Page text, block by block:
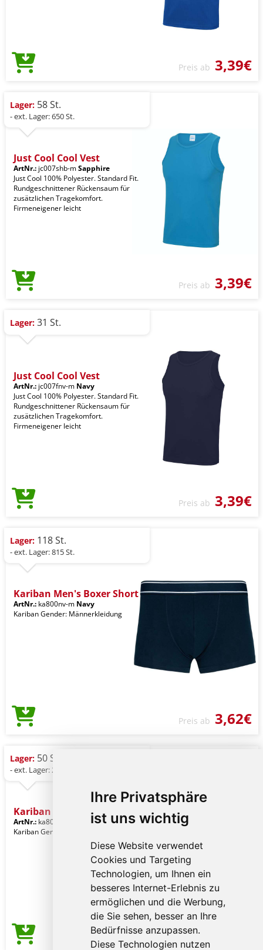
Ihre Privatsphäre
ist uns wichtig
Diese Website verwendet
Cookies und Targeting
Technologien, um Ihnen ein
besseres Internet-Erlebnis zu
ermöglichen und die Werbung,
die Sie sehen, besser an Ihre
Bedürfnisse anzupassen.
Diese Technologien nutzen
Preis ab 3,39€
Lager: 58 St.
- ext. Lager: 650 St.
Just Cool Cool Vest
ArtNr.: jc007shb-mSapphire
Just Cool 100% Polyester. Standard Fit.
Rundgeschnittener Rückensaum für
zusätzlichen Tragekomfort.
Firmeneigener leicht
Preis ab 3,39€
Lager: 31 St.
Just Cool Cool Vest
ArtNr.: jc007fnv-m Navy
Just Cool 100% Polyester. Standard Fit.
Rundgeschnittener Rückensaum für
zusätzlichen Tragekomfort.
Firmeneigener leicht
Preis ab 3,39€
Lager: 118 St.
- ext. Lager: 815 St.
Kariban Men's Boxer Short
ArtNr.: ka800nv-m Navy
Kariban Gender: Männerkleidung
Preis ab 3,62€
Lager: 50 St.
- ext. Lager: 232 St.
Kariban Men's Boxer Short
ArtNr.: ka800tb-m
Sapphire
Kariban Gender: Männerkleidung